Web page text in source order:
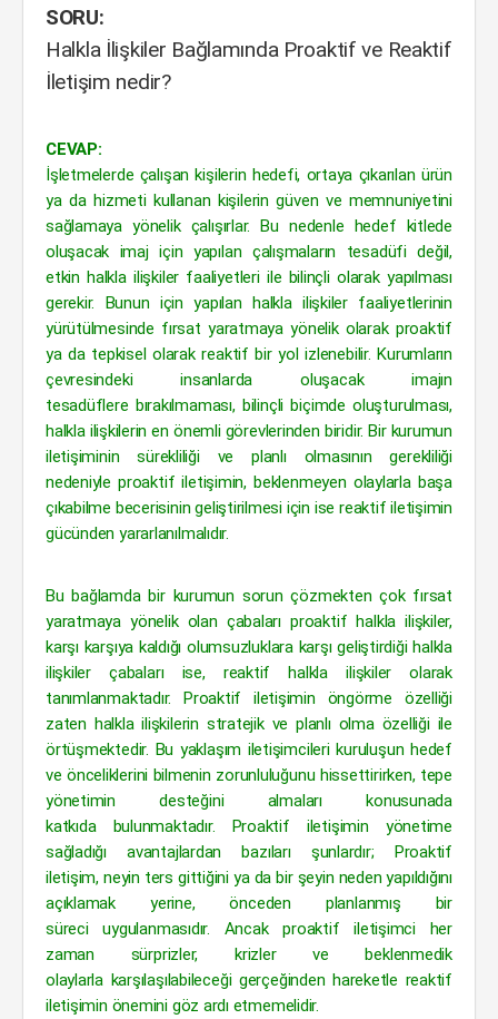
SORU:
Halkla İlişkiler Bağlamında Proaktif ve Reaktif
İletişim nedir?
CEVAP:
İşletmelerde çalışan kişilerin hedefi, ortaya çıkarılan ürün
ya da hizmeti kullanan kişilerin güven ve memnuniyetini
sağlamaya yönelik çalışırlar. Bu nedenle hedef kitlede
oluşacak imaj için yapılan çalışmaların tesadüfi değil,
etkin halkla ilişkiler faaliyetleri ile bilinçli olarak yapılması
gerekir. Bunun için yapılan halkla ilişkiler faaliyetlerinin
yürütülmesinde fırsat yaratmaya yönelik olarak proaktif
ya da tepkisel olarak reaktif bir yol izlenebilir. Kurumların
çevresindeki insanlarda oluşacak imajın
tesadüflere bırakılmaması, bilinçli biçimde oluşturulması,
halkla ilişkilerin en önemli görevlerinden biridir. Bir kurumun
iletişiminin sürekliliği ve planlı olmasının gerekliliği
nedeniyle proaktif iletişimin, beklenmeyen olaylarla başa
çıkabilme becerisinin geliştirilmesi için ise reaktif iletişimin
gücünden yararlanılmalıdır.
Bu bağlamda bir kurumun sorun çözmekten çok fırsat
yaratmaya yönelik olan çabaları proaktif halkla ilişkiler,
karşı karşıya kaldığı olumsuzluklara karşı geliştirdiği halkla
ilişkiler çabaları ise, reaktif halkla ilişkiler olarak
tanımlanmaktadır. Proaktif iletişimin öngörme özelliği
zaten halkla ilişkilerin stratejik ve planlı olma özelliği ile
örtüşmektedir. Bu yaklaşım iletişimcileri kuruluşun hedef
ve önceliklerini bilmenin zorunluluğunu hissettirirken, tepe
yönetimin desteğini almaları konusunada
katkıda bulunmaktadır. Proaktif iletişimin yönetime
sağladığı avantajlardan bazıları şunlardır; Proaktif
iletişim, neyin ters gittiğini ya da bir şeyin neden yapıldığını
açıklamak yerine, önceden planlanmış bir
süreci uygulanmasıdır. Ancak proaktif iletişimci her
zaman sürprizler, krizler ve beklenmedik
olaylarla karşılaşılabileceği gerçeğinden hareketle reaktif
iletişimin önemini göz ardı etmemelidir.